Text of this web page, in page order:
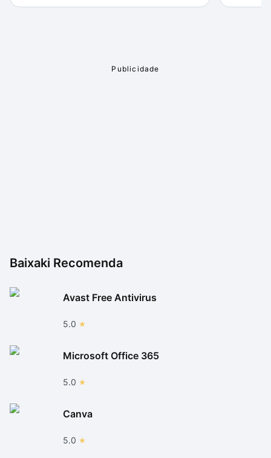
Baixaki Recomenda
Avast Free Antivirus
5.0
Microsoft Office 365
5.0
Canva
5.0